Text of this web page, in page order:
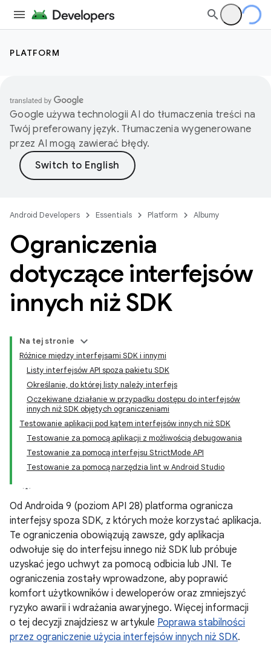
PLATFORM
Google używa technologii AI do tłumaczenia treści na
Twój preferowany język. Tłumaczenia wygenerowane
przez AI mogą zawierać błędy.
Android Developers Essentials Platform Albumy
Ograniczenia
dotyczące interfejsów
innych niż SDK
Na tej stronie
Różnice między interfejsami SDK i innymi
Listy interfejsów API spoza pakietu SDK
Określanie, do której listy należy interfejs
Oczekiwane działanie w przypadku dostępu do interfejsów
innych niż SDK objętych ograniczeniami
Testowanie aplikacji pod kątem interfejsów innych niż SDK
Testowanie za pomocą aplikacji z możliwością debugowania
Testowanie za pomocą interfejsu StrictMode API
Testowanie za pomocą narzędzia lint w Android Studio
Od Androida 9 (poziom API 28) platforma ogranicza
interfejsy spoza SDK, z których może korzystać aplikacja.
Te ograniczenia obowiązują zawsze, gdy aplikacja
odwołuje się do interfejsu innego niż SDK lub próbuje
uzyskać jego uchwyt za pomocą odbicia lub JNI. Te
ograniczenia zostały wprowadzone, aby poprawić
komfort użytkowników i deweloperów oraz zmniejszyć
ryzyko awarii i wdrażania awaryjnego. Więcej informacji
o tej decyzji znajdziesz w artykule Poprawa stabilności
przez ograniczenie użycia interfejsów innych niż SDK.